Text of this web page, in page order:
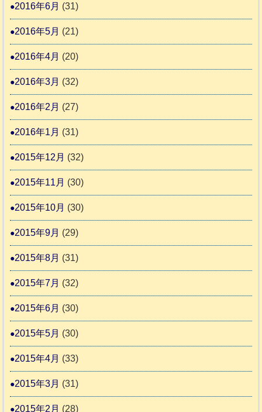
2016年6月 (31)
2016年5月 (21)
2016年4月 (20)
2016年3月 (32)
2016年2月 (27)
2016年1月 (31)
2015年12月 (32)
2015年11月 (30)
2015年10月 (30)
2015年9月 (29)
2015年8月 (31)
2015年7月 (32)
2015年6月 (30)
2015年5月 (30)
2015年4月 (33)
2015年3月 (31)
2015年2月 (28)